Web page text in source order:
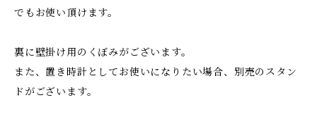
でもお使い頂けます。
裏に壁掛け用のくぼみがございます。
また、置き時計としてお使いになりたい場合、別売のスタン
ドがございます。